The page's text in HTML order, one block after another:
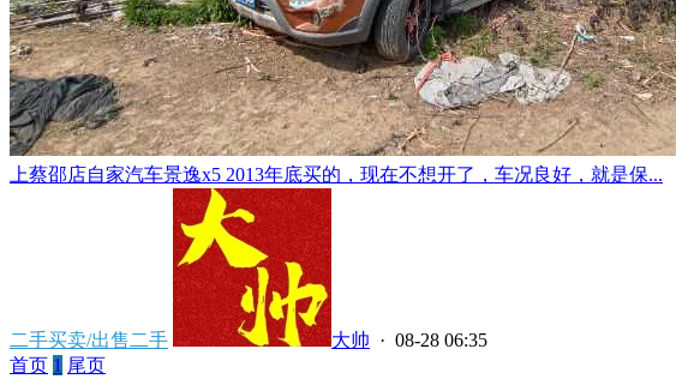
上蔡邵店自家汽车景逸x5 2013年底买的，现在不想开了，车况良好，就是保...
二手买卖/出售二手 大帅 · 08-28 06:35
首页 1 尾页